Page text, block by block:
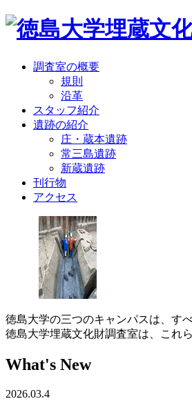
調査室の概要
規則
沿革
スタッフ紹介
遺跡の紹介
庄・蔵本遺跡
常三島遺跡
新蔵遺跡
刊行物
アクセス
徳島大学の三つのキャンパスは、す
徳島大学埋蔵文化財調査室は、これ
What's New
2026.03.4